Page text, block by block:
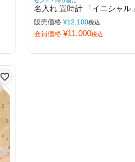
名入れ 置時計 「イニシャル」
販売価格 ¥12,100税込
会員価格 ¥11,000税込